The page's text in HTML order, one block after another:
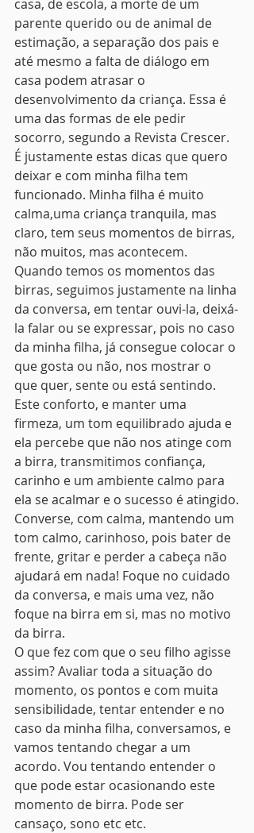
casa, de escola, a morte de um
parente querido ou de animal de
estimação, a separação dos pais e
até mesmo a falta de diálogo em
casa podem atrasar o
desenvolvimento da criança. Essa é
uma das formas de ele pedir
socorro, segundo a Revista Crescer.
É justamente estas dicas que quero
deixar e com minha filha tem
funcionado. Minha filha é muito
calma,uma criança tranquila, mas
claro, tem seus momentos de birras,
não muitos, mas acontecem.
Quando temos os momentos das
birras, seguimos justamente na linha
da conversa, em tentar ouvi-la, deixá-
la falar ou se expressar, pois no caso
da minha filha, já consegue colocar o
que gosta ou não, nos mostrar o
que quer, sente ou está sentindo.
Este conforto, e manter uma
firmeza, um tom equilibrado ajuda e
ela percebe que não nos atinge com
a birra, transmitimos confiança,
carinho e um ambiente calmo para
ela se acalmar e o sucesso é atingido.
Converse, com calma, mantendo um
tom calmo, carinhoso, pois bater de
frente, gritar e perder a cabeça não
ajudará em nada! Foque no cuidado
da conversa, e mais uma vez, não
foque na birra em si, mas no motivo
da birra.
O que fez com que o seu filho agisse
assim? Avaliar toda a situação do
momento, os pontos e com muita
sensibilidade, tentar entender e no
caso da minha filha, conversamos, e
vamos tentando chegar a um
acordo. Vou tentando entender o
que pode estar ocasionando este
momento de birra. Pode ser
cansaço, sono etc etc.